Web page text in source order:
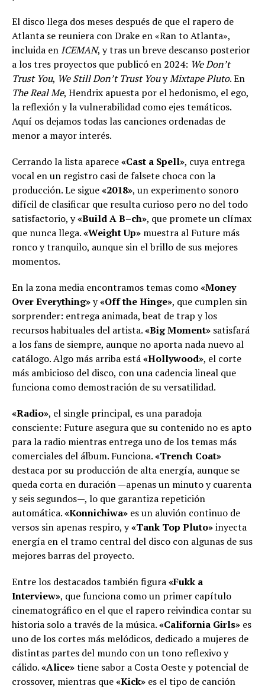
El disco llega dos meses después de que el rapero de
Atlanta se reuniera con Drake en «Ran to Atlanta»,
incluida en ICEMAN, y tras un breve descanso posterior
a los tres proyectos que publicó en 2024: We Don’t
Trust You, We Still Don’t Trust YouyMixtape Pluto. En
The Real Me, Hendrix apuesta por el hedonismo, el ego,
la reflexión y la vulnerabilidad como ejes temáticos.
Aquí os dejamos todas las canciones ordenadas de
menor a mayor interés.
Cerrando la lista aparece«Cast a Spell», cuya entrega
vocal en un registro casi de falsete choca con la
producción. Le sigue«2018», un experimento sonoro
difícil de clasificar que resulta curioso pero no del todo
satisfactorio, y«Build A B–ch», que promete un clímax
que nunca llega.«Weight Up» muestra al Future más
ronco y tranquilo, aunque sin el brillo de sus mejores
momentos.
En la zona media encontramos temas como«Money
Over Everything»y«Off the Hinge», que cumplen sin
sorprender: entrega animada, beat de trap y los
recursos habituales del artista.«Big Moment» satisfará
a los fans de siempre, aunque no aporta nada nuevo al
catálogo. Algo más arriba está«Hollywood», el corte
más ambicioso del disco, con una cadencia lineal que
funciona como demostración de su versatilidad.
«Radio», el single principal, es una paradoja
consciente: Future asegura que su contenido no es apto
para la radio mientras entrega uno de los temas más
comerciales del álbum. Funciona.«Trench Coat»
destaca por su producción de alta energía, aunque se
queda corta en duración —apenas un minuto y cuarenta
y seis segundos—, lo que garantiza repetición
automática.«Konnichiwa» es un aluvión continuo de
versos sin apenas respiro, y«Tank Top Pluto»inyecta
energía en el tramo central del disco con algunas de sus
mejores barras del proyecto.
Entre los destacados también figura«Fukk a
Interview», que funciona como un primer capítulo
cinematográfico en el que el rapero reivindica contar su
historia solo a través de la música.«California Girls» es
uno de los cortes más melódicos, dedicado a mujeres de
distintas partes del mundo con un tono reflexivo y
cálido.«Alice»tiene sabor a Costa Oeste y potencial de
crossover, mientras que«Kick» es el tipo de canción